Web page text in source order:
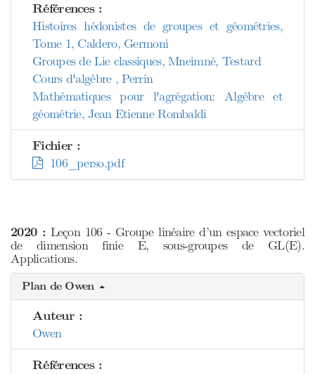
Références :
Histoires hédonistes de groupes et géométries,
Tome 1, Caldero, Germoni
Groupes de Lie classiques, Mneimné, Testard
Cours d'algèbre , Perrin
Mathématiques pour l'agrégation: Algèbre et
géométrie, Jean Etienne Rombaldi
Fichier :
106_perso.pdf
2020 : Leçon 106 - Groupe linéaire d’un espace vectoriel
de dimension finie E, sous-groupes de GL(E).
Applications.
Plan de Owen
Auteur :
Owen
Références :